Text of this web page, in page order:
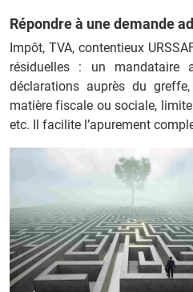
Répondre à une demande
Impôt, TVA, contentieux
résiduelles : un mandataire
déclarations auprès du
matière fiscale ou sociale,
etc. Il facilite l’apurement